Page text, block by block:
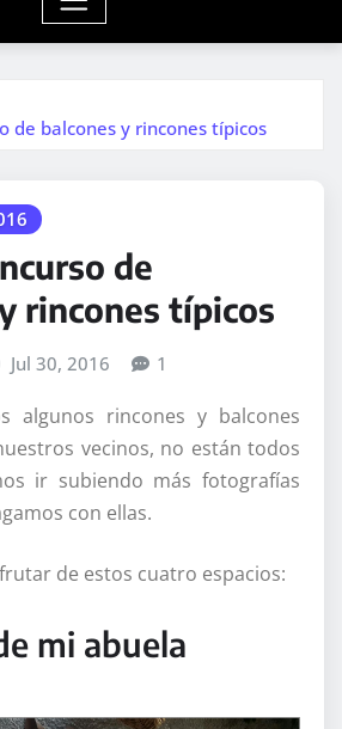
de balcones y rincones típicos
de
rincones típicos
Jul 30, 2016 1
algunos rincones y balcones
vecinos, no están todos
ir subiendo más fotografías
con ellas.
de estos cuatro espacios:
mi abuela